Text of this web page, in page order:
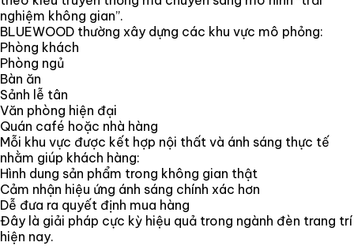
nghiệm không gian”.
BLUEWOOD thường xây dựng các khu vực mô phỏng:
Phòng khách
Phòng ngủ
Bàn ăn
Sảnh lễ tân
Văn phòng hiện đại
Quán café hoặc nhà hàng
Mỗi khu vực được kết hợp nội thất và ánh sáng thực tế
nhằm giúp khách hàng:
Hình dung sản phẩm trong không gian thật
Cảm nhận hiệu ứng ánh sáng chính xác hơn
Dễ đưa ra quyết định mua hàng
Đây là giải pháp cực kỳ hiệu quả trong ngành đèn trang trí
hiện nay.